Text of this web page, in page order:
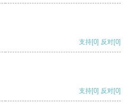
支持[0] 反对[0]
支持[0] 反对[0]